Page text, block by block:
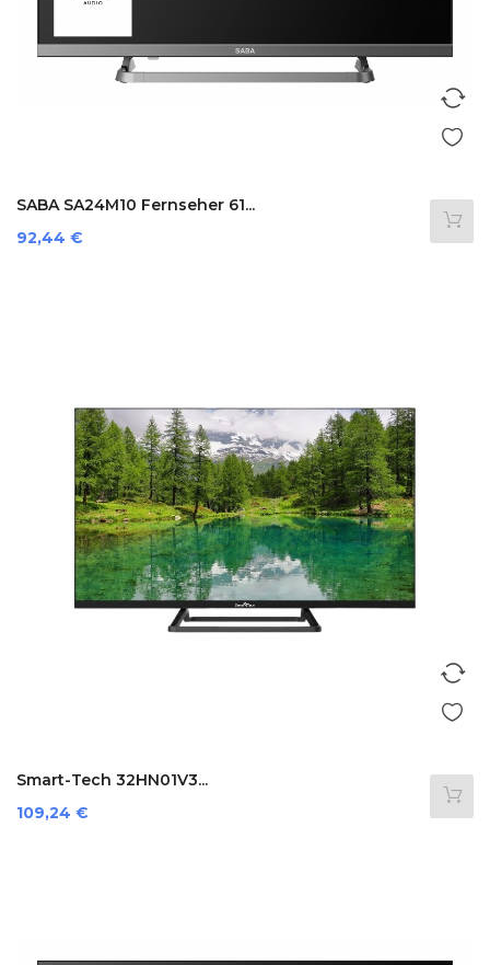
SABA SA24M10 Fernseher 61...
Preis
92,44 €
Smart-Tech 32HN01V3...
Preis
109,24 €